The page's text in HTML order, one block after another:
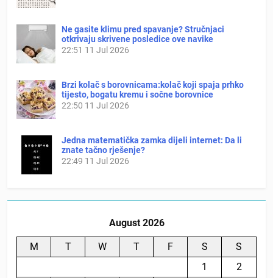
Ne gasite klimu pred spavanje? Stručnjaci
otkrivaju skrivene posledice ove navike
22:51 11 Jul 2026
Brzi kolač s borovnicama:kolač koji spaja prhko
tijesto, bogatu kremu i sočne borovnice
22:50 11 Jul 2026
Jedna matematička zamka dijeli internet: Da li
znate tačno rješenje?
22:49 11 Jul 2026
August 2026
M T W T F S
S
1
2